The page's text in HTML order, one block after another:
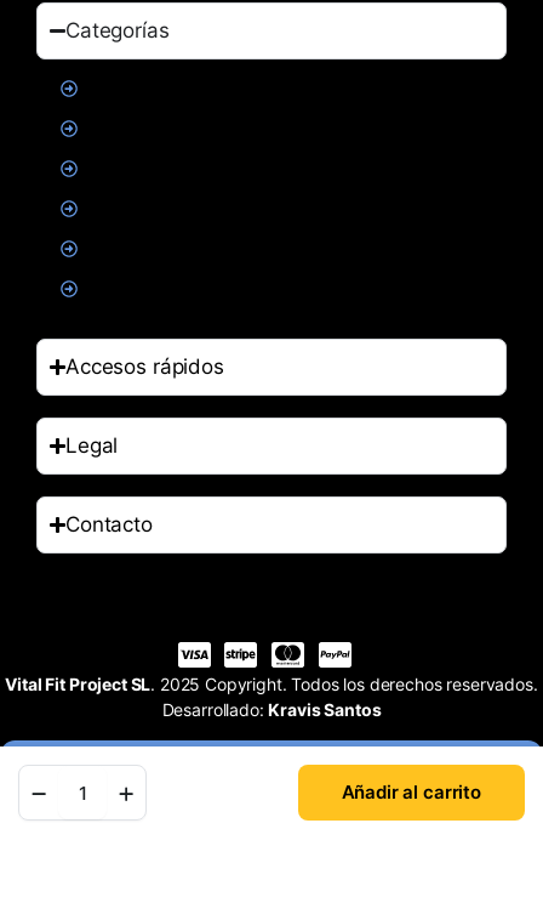
Añadir al carrito
Categorías
Accesos rápidos
Legal
Contacto
Vital Fit Project SL. 2025 Copyright. Todos los derechos reservados.
Desarrollado:Kravis Santos
Tienda Cuenta